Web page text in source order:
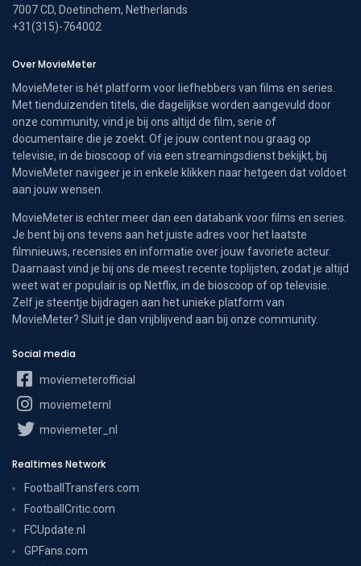
7007 CD, Doetinchem, Netherlands
+31(315)-764002
Over MovieMeter
MovieMeter is hét platform voor liefhebbers van films en series.
Met tienduizenden titels, die dagelijkse worden aangevuld door
onze community, vind je bij ons altijd de film, serie of
documentaire die je zoekt. Of je jouw content nou graag op
televisie, in de bioscoop of via een streamingsdienst bekijkt, bij
MovieMeter navigeer je in enkele klikken naar hetgeen dat voldoet
aan jouw wensen.
MovieMeter is echter meer dan een databank voor films en series.
Je bent bij ons tevens aan het juiste adres voor het laatste
filmnieuws, recensies en informatie over jouw favoriete acteur.
Daarnaast vind je bij ons de meest recente toplijsten, zodat je altijd
weet wat er populair is op Netflix, in de bioscoop of op televisie.
Zelf je steentje bijdragen aan het unieke platform van
MovieMeter? Sluit je dan vrijblijvend aan bij onze community.
Social media
moviemeterofficial
moviemeternl
moviemeter_nl
Realtimes Network
FootballTransfers.com
FootballCritic.com
FCUpdate.nl
GPFans.com